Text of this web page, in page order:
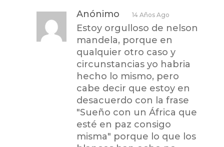
Anónimo 14 Años Ago
Estoy orgulloso de nelson
mandela, porque en
qualquier otro caso y
circunstancias yo habria
hecho lo mismo, pero
cabe decir que estoy en
desacuerdo con la frase
"Sueño con un África que
esté en paz consigo
misma" porque lo que los